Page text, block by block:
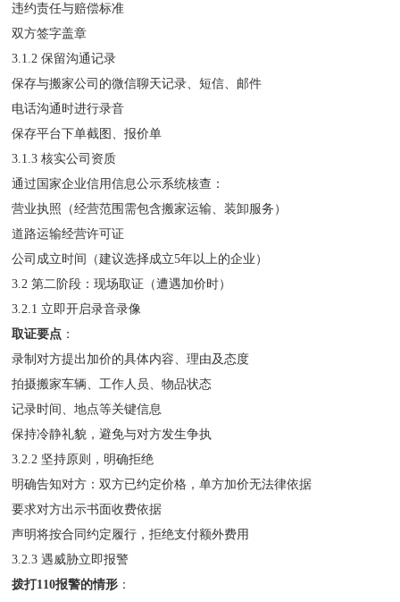
违约责任与赔偿标准
双方签字盖章
3.1.2 保留沟通记录
保存与搬家公司的微信聊天记录、短信、邮件
电话沟通时进行录音
保存平台下单截图、报价单
3.1.3 核实公司资质
通过国家企业信用信息公示系统核查：
营业执照（经营范围需包含搬家运输、装卸服务）
道路运输经营许可证
公司成立时间（建议选择成立5年以上的企业）
3.2 第二阶段：现场取证（遭遇加价时）
3.2.1 立即开启录音录像
取证要点 ：
录制对方提出加价的具体内容、理由及态度
拍摄搬家车辆、工作人员、物品状态
记录时间、地点等关键信息
保持冷静礼貌，避免与对方发生争执
3.2.2 坚持原则，明确拒绝
明确告知对方：双方已约定价格，单方加价无法律依据
要求对方出示书面收费依据
声明将按合同约定履行，拒绝支付额外费用
3.2.3 遇威胁立即报警
拨打110报警的情形 ：